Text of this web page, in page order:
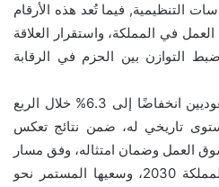
التنظيمية, فيما تُعد هذه الأرقام
في المملكة، واستقرار العلاقة
التوازن بين الحزم في الرقابة
وسجّل معدل البطالة بين السعوديين انخفاضًا إلى 6.3% خلال الربع
أدنى مستوى تاريخي له، ضمن نتائج تعكس
العمل وضمان امتثاله، وفق مسار
منسجم مع مستهدفات رؤية المملكة 2030، وسعيها المستمر نحو